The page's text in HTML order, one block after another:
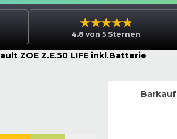
4.8 von 5 Sternen
ZOE Z.E.50 LIFE inkl.Batterie
Barkauf